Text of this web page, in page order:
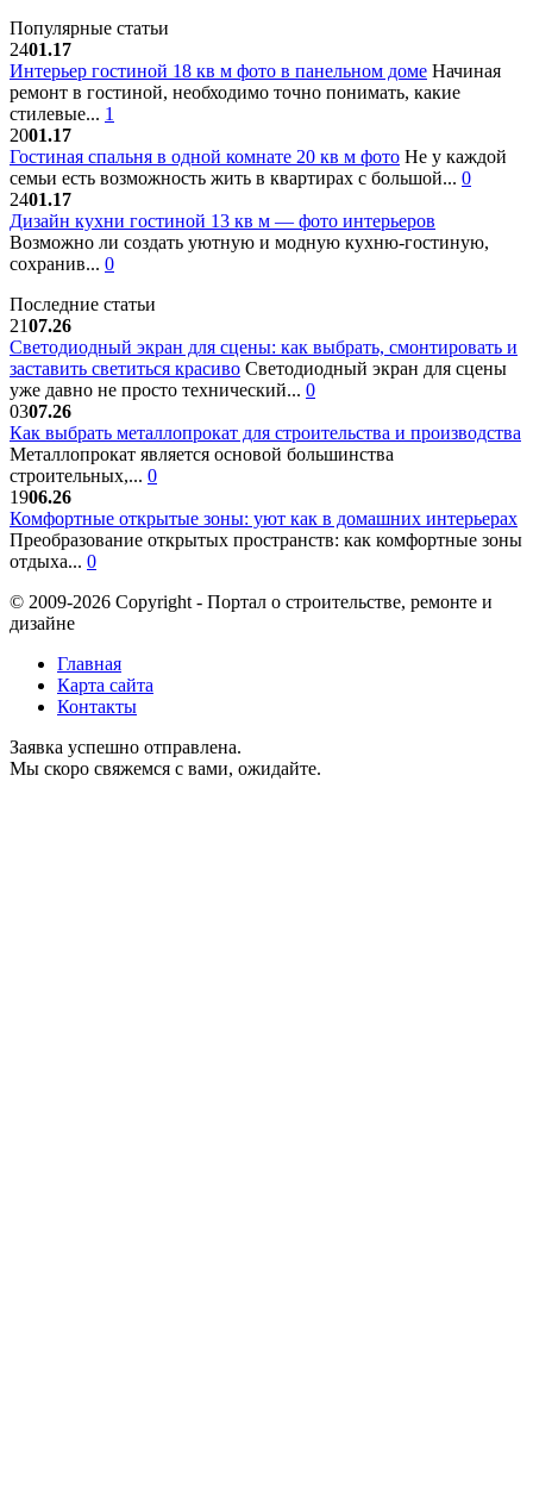
Популярные статьи
2401.17
Интерьер гостиной 18 кв м фото в панельном доме Начиная
ремонт в гостиной, необходимо точно понимать, какие
стилевые... 1
2001.17
Гостиная спальня в одной комнате 20 кв м фото Не у каждой
семьи есть возможность жить в квартирах с большой... 0
2401.17
Дизайн кухни гостиной 13 кв м — фото интерьеров
Возможно ли создать уютную и модную кухню-гостиную,
сохранив... 0
Последние статьи
2107.26
Светодиодный экран для сцены: как выбрать, смонтировать и
заставить светиться красиво Светодиодный экран для сцены
уже давно не просто технический... 0
0307.26
Как выбрать металлопрокат для строительства и производства
Металлопрокат является основой большинства
строительных,... 0
1906.26
Комфортные открытые зоны: уют как в домашних интерьерах
Преобразование открытых пространств: как комфортные зоны
отдыха... 0
© 2009-2026 Copyright - Портал о строительстве, ремонте и
дизайне
Главная
Карта сайта
Контакты
Заявка успешно отправлена.
Мы скоро свяжемся с вами, ожидайте.